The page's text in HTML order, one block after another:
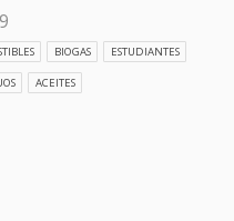
BIOGAS ESTUDIANTES
ACEITES